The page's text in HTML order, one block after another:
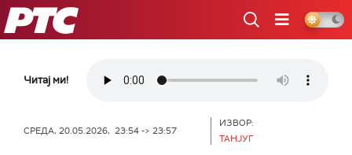
РТС
Читај ми!
СРЕДА, 20.05.2026, 23:54 -> 23:57
ИЗВОР:
ТАНЈУГ